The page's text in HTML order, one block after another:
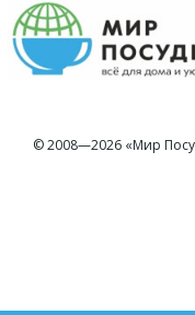
© 2008—2026 «Мир